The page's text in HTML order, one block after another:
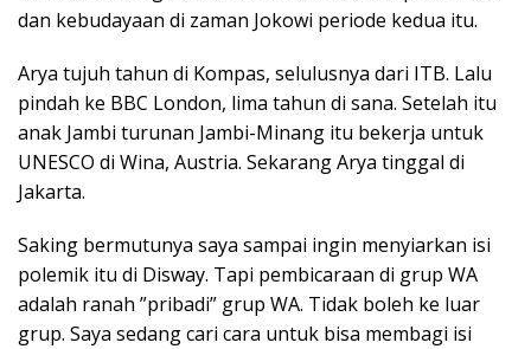
dan kebudayaan di zaman Jokowi periode kedua itu.
Arya tujuh tahun di Kompas, selulusnya dari ITB. Lalu
pindah ke BBC London, lima tahun di sana. Setelah itu
anak Jambi turunan Jambi-Minang itu bekerja untuk
UNESCO di Wina, Austria. Sekarang Arya tinggal di
Jakarta.
Saking bermutunya saya sampai ingin menyiarkan isi
polemik itu di Disway. Tapi pembicaraan di grup WA
adalah ranah ”pribadi” grup WA. Tidak boleh ke luar
grup. Saya sedang cari cara untuk bisa membagi isi